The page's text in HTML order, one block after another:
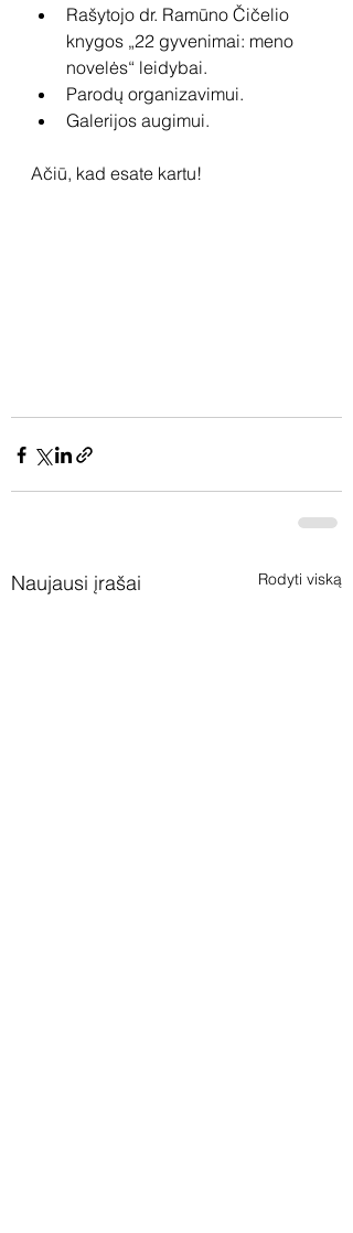
Rašytojo dr. Ramūno Čičelio
knygos „22 gyvenimai: meno
novelės“ leidybai.
Parodų organizavimui.
Galerijos augimui.
Ačiū, kad esate kartu!
Naujausi įrašai Rodyti viską